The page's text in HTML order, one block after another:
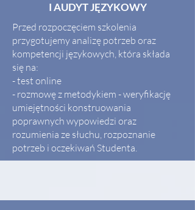
I AUDYT JĘZYKOWY
Przed rozpoczęciem szkolenia
przygotujemy analizę potrzeb oraz
kompetencji językowych, która składa
się na:
- test online
- rozmowę z metodykiem - weryfikację
umiejętności konstruowania
poprawnych wypowiedzi oraz
rozumienia ze słuchu, rozpoznanie
potrzeb i oczekiwań Studenta.